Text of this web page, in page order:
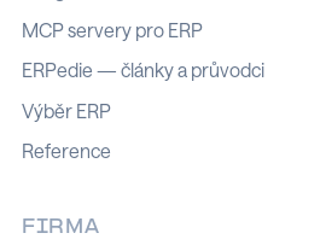
MCP servery pro ERP
ERPedie — články a průvodci
Výběr ERP
Reference
FIRMA